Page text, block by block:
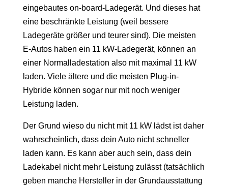
eingebautes on-board-Ladegerät. Und dieses hat
eine beschränkte Leistung (weil bessere
Ladegeräte größer und teurer sind). Die meisten
E-Autos haben ein 11 kW-Ladegerät, können an
einer Normalladestation also mit maximal 11 kW
laden. Viele ältere und die meisten Plug-in-
Hybride können sogar nur mit noch weniger
Leistung laden.
Der Grund wieso du nicht mit 11 kW lädst ist daher
wahrscheinlich, dass dein Auto nicht schneller
laden kann. Es kann aber auch sein, dass dein
Ladekabel nicht mehr Leistung zulässt (tatsächlich
geben manche Hersteller in der Grundausstattung